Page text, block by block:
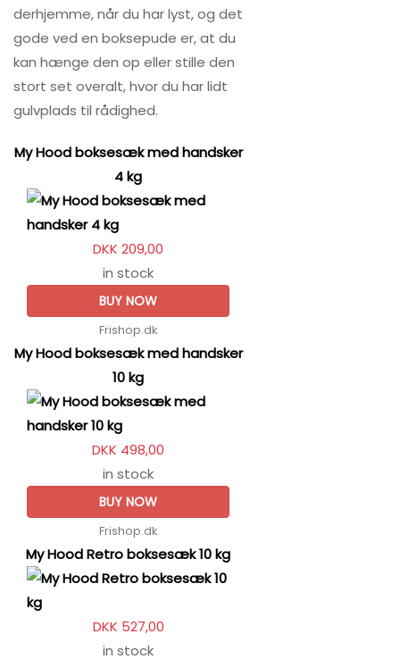
derhjemme, når du har lyst, og det
gode ved en boksepude er, at du
kan hænge den op eller stille den
stort set overalt, hvor du har lidt
gulvplads til rådighed.
My Hood boksesæk med handsker
4 kg
DKK 209,00
in stock
BUY NOW
Frishop.dk
My Hood boksesæk med handsker
10 kg
DKK 498,00
in stock
BUY NOW
Frishop.dk
My Hood Retro boksesæk 10 kg
DKK 527,00
in stock